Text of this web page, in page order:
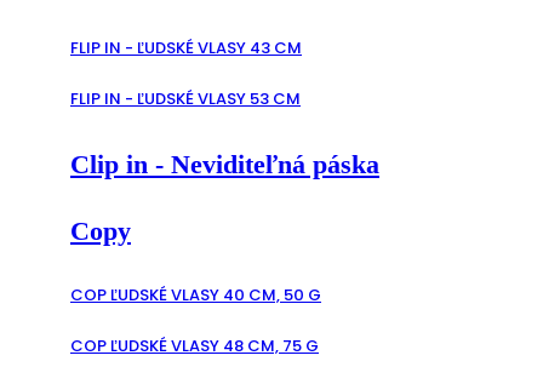
FLIP IN - ĽUDSKÉ VLASY 43 CM
FLIP IN - ĽUDSKÉ VLASY 53 CM
Clip in - Neviditeľná páska
Copy
COP ĽUDSKÉ VLASY 40 CM, 50 G
COP ĽUDSKÉ VLASY 48 CM, 75 G